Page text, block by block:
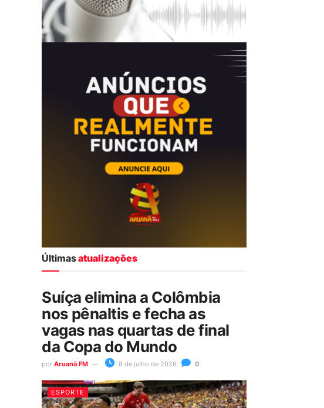
Últimasatualizações
Suíça elimina a Colômbia
nos pênaltis e fecha as
vagas nas quartas de final
da Copa do Mundo
por Aruanã FM 8 de julho de 2026 0
ESPORTE